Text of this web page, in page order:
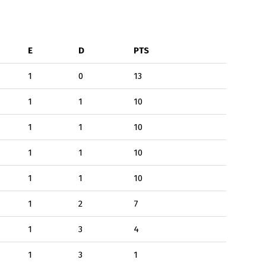
E D PTS
1 0 13
1 1 10
1 1 10
1 1 10
1 1 10
1 2 7
1 3 4
1 3 1